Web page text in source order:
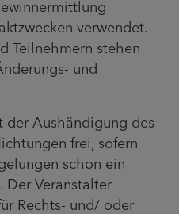
verwendet.
Teilnehmern stehen
und
der Aushändigung des
frei, sofern
schon ein
Der Veranstalter
Rechts- und/ oder